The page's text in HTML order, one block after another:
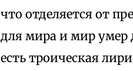
что отделяется от
для мира и мир умер
есть троическая